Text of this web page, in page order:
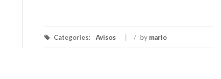
Categories: Avisos / by mario